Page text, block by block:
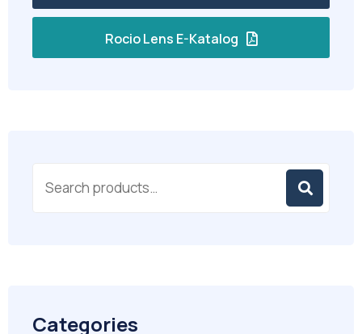
Rocio Lens E-Katalog
Categories